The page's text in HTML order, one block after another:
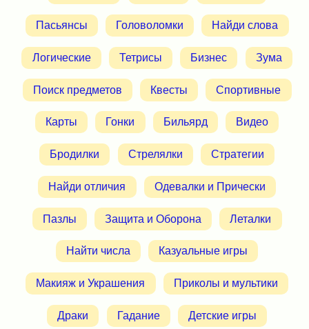
Пасьянсы Головоломки Найди слова
Логические Тетрисы Бизнес Зума
Поиск предметов Квесты Спортивные
Карты Гонки Бильярд Видео
Бродилки Стрелялки Стратегии
Найди отличия Одевалки и Прически
Пазлы Защита и Оборона Леталки
Найти числа Казуальные игры
Макияж и Украшения Приколы и мультики
Драки Гадание Детские игры